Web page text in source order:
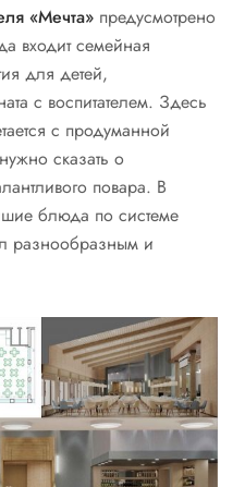
«Мечта» предусмотрено
входит семейная
для детей,
с воспитателем. Здесь
с продуманной
сказать о
повара. В
блюда по системе
разнообразным и